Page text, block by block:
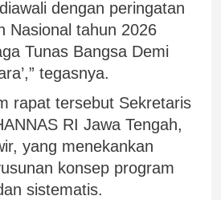
dengan peringatan
Nasional tahun 2026
Tunas Bangsa Demi
tegasnya.
rapat tersebut Sekretaris
RI Jawa Tengah,
yang menekankan
konsep program
sistematis.